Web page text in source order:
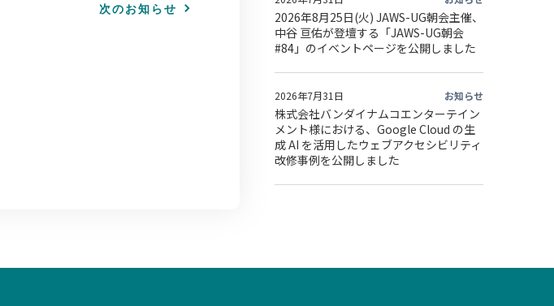
次のお知らせ
2026年8月25日(火) JAWS-UG朝会主催、
中谷 亘佑が登壇する「JAWS-UG朝会
#84」のイベントページを公開しました
2026年7月31日 お知らせ
株式会社バンダイナムコエンターテイン
メント様における、Google Cloud の生
成 AI を活用したウェブアクセシビリティ
改修事例を公開しました